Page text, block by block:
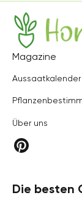
Hortica
Magazine
Aussaatkalender
Über uns
Die besten